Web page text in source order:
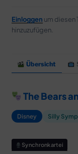
DEALS
Einloggen um diesen
hinzuzufügen.
Übersicht
The Bears
Disney Silly
Synchronkartei